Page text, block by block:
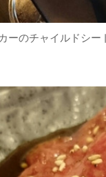
ーのチャイルドシー